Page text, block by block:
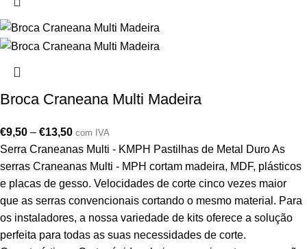
Broca Craneana Multi Madeira
€9,50 – €13,50 com IVA
Serra Craneanas Multi - KMPH Pastilhas de Metal Duro As
serras Craneanas Multi - MPH cortam madeira, MDF, plásticos
e placas de gesso. Velocidades de corte cinco vezes maior
que as serras convencionais cortando o mesmo material. Para
os instaladores, a nossa variedade de kits oferece a solução
perfeita para todas as suas necessidades de corte.